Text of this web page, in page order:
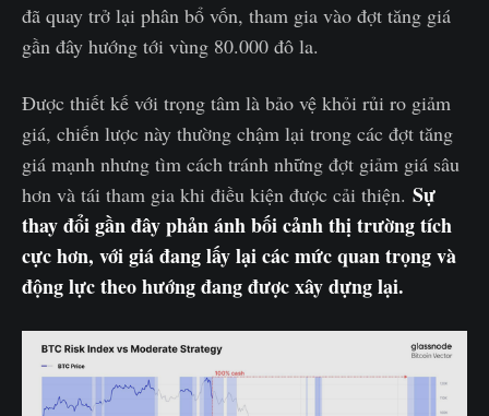
đã quay trở lại phân bổ vốn, tham gia vào đợt tăng giá
gần đây hướng tới vùng 80.000 đô la.
Được thiết kế với trọng tâm là bảo vệ khỏi rủi ro giảm
giá, chiến lược này thường chậm lại trong các đợt tăng
giá mạnh nhưng tìm cách tránh những đợt giảm giá sâu
hơn và tái tham gia khi điều kiện được cải thiện. Sự
thay đổi gần đây phản ánh bối cảnh thị trường tích
cực hơn, với giá đang lấy lại các mức quan trọng và
động lực theo hướng đang được xây dựng lại.